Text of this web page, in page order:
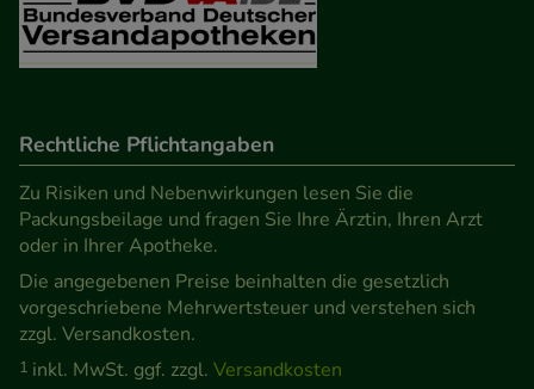
Verhaltensweisen (z.B. Spracheinstellung)
anzupassen. Komfort-Cookies ermöglichen es uns
betreiben.
Statistik & Tracking:Hierüber lassen sich
Informationen über die Art und Weise der Nutzung
unserer Website sammeln, mit deren Hilfe wir
unsere Website weiter für Sie optimieren können,
den Inhalt auf unserer Website aber auch die
Werbung auf Drittseiten möglichst relevant für Sie
Rechtliche Pflichtangaben
Zu Risiken und Nebenwirkungen lesen Sie die
Packungsbeilage und fragen Sie Ihre Ärztin, Ihren Arzt
oder in Ihrer Apotheke.
Die angegebenen Preise beinhalten die gesetzlich
vorgeschriebene Mehrwertsteuer und verstehen sich
zzgl. Versandkosten.
1 inkl. MwSt. ggf. zzgl. Versandkosten